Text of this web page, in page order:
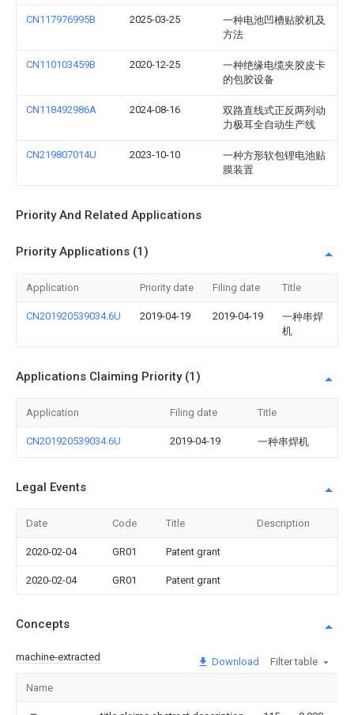
CN117976995B 2025-03-25
一种电池凹槽贴胶机及
方法
CN110103459B 2020-12-25
一种绝缘电缆夹胶皮卡
的包胶设备
CN118492986A 2024-08-16
双路直线式正反两列动
力极耳全自动生产线
CN219807014U 2023-10-10
一种方形软包锂电池贴
膜装置
Priority And Related Applications
Priority Applications (1)
Application Priority date Filing date Title
CN201920539034.6U 2019-04-19 2019-04-19
一种串焊
机
Applications Claiming Priority (1)
Application Filing date Title
CN201920539034.6U 2019-04-19 一种串焊机
Legal Events
Date Code Title Description
2020-02-04 GR01 Patent grant
2020-02-04 GR01 Patent grant
Concepts
machine-extracted Download Filter table
Name